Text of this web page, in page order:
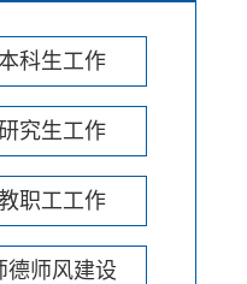
科生工作
究生工作
职工工作
德师风建设